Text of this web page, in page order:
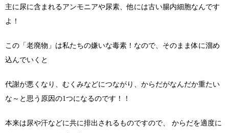
主に尿に含まれるアンモニアや尿素、他には古い腸内細胞なんです
よ！
この「老廃物」は私たちの嫌いな毒素！なので、そのまま体に溜め
込んでいくと
代謝が悪くなり、むくみなどにつながり、からだがなんだか重たい
な～と思う原因の1つになるのです！！
本来は尿や汗などに共に排出されるものですので、 からだを適度に